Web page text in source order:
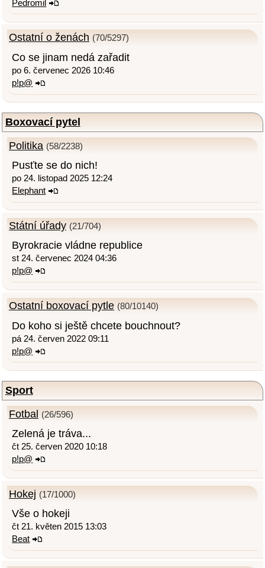
Pedromil
Ostatní o ženách (70/5297)
Co se jinam nedá zařadit
po 6. červenec 2026 10:46
p!p@
Boxovací pytel
Politika (58/2238)
Pusťte se do nich!
po 24. listopad 2025 12:24
Elephant
Státní úřady (21/704)
Byrokracie vládne republice
st 24. červenec 2024 04:36
p!p@
Ostatní boxovací pytle (80/10140)
Do koho si ještě chcete bouchnout?
pá 24. červen 2022 09:11
p!p@
Sport
Fotbal (26/596)
Zelená je tráva...
čt 25. červen 2020 10:18
p!p@
Hokej (17/1000)
Vše o hokeji
čt 21. květen 2015 13:03
Beat